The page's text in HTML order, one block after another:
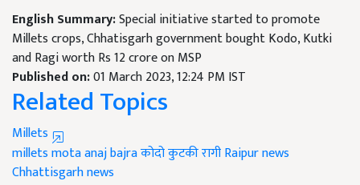
English Summary:Special initiative started to promote
Millets crops, Chhatisgarh government bought Kodo, Kutki
and Ragi worth Rs 12 crore on MSP
Published on:01 March 2023, 12:24 PM IST
Related Topics
Millets
milletsmota anajbajraकोदोकुटकीरागीRaipur news
Chhattisgarh news